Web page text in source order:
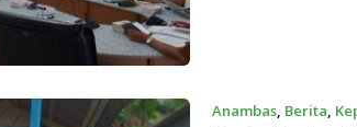
Anambas, Berita,